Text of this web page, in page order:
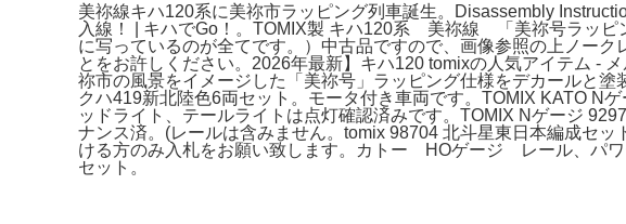
美祢線キハ120系に美祢市ラッピング列車誕生。Disassembly
入線！ | キハでGo！。TOMIX製 キハ120系 美祢線 「美祢号ラッ
に写っているのが全てです。）中古品ですので、画像参照の上ノー
とをお許しください。2026年最新】キハ120 tomixの人気アイテム -
祢市の風景をイメージした「美祢号」ラッピング仕様をデカールと
クハ419新北陸色6両セット。モータ付き車両です。TOMIX KATO N
ッドライト、テールライトは点灯確認済みです。TOMIX Nゲージ
ナンス済。(レールは含みません。tomix 98704 北斗星東日本編成セ
ける方のみ入札をお願い致します。カトー HOゲージ レール、パワ
セット。